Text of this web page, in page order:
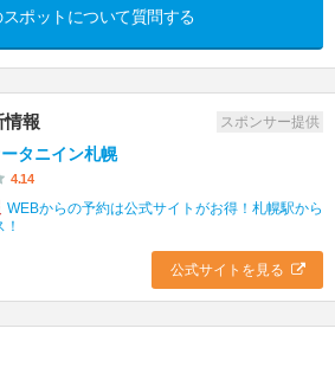
スポットについて質問する
情報 スポンサー提供
タニイン札幌
4.14
WEBからの予約は公式サイトがお得！札幌駅から
公式サイトを見る